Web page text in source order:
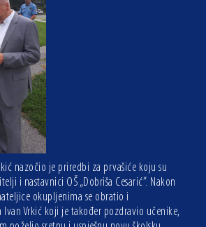
nazočio je priredbi za prvašiće koju su
i nastavnici OŠ „Dobriša Cesarić”. Nakon
okupljenima se obratio i
Ivan Vrkić koji je također pozdravio učenike,